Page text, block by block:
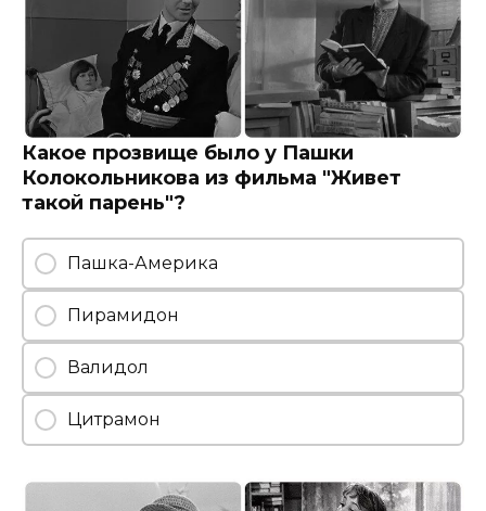
Какое прозвище было у Пашки
Колокольникова из фильма "Живет
такой парень"?
Пашка-Америка
Пирамидон
Валидол
Цитрамон